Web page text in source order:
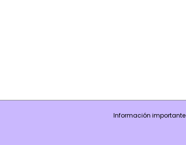
Información importante